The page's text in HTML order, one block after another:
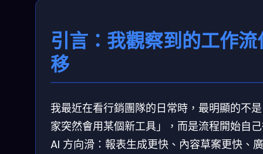
引言：我觀察到的工作流
移
我最近在看行銷團隊的日常時，最明顯的不
家突然會用某個新工具」，而是流程開始自
AI 方向滑：報表生成更快、內容草案更快、